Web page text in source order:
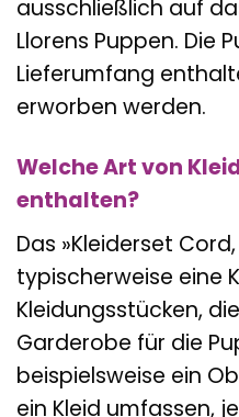
ausschließlich auf
Llorens Puppen. Die
Lieferumfang
erworben werden.
Welche Art von
enthalten?
Das »Kleiderset
typischerweise eine
Kleidungsstücken,
Garderobe für die
beispielsweise ein
ein Kleid umfassen,